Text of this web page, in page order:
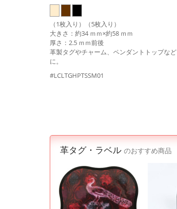
（1枚入り）（5枚入り）
大きさ：約34 ｍｍ×約58 ｍｍ
厚さ：2.5 ｍｍ前後
革製タグやチャーム、ペンダントトップなど
に。
#LCLTGHPTSSM01
革タグ・ラベル のおすすめ商品